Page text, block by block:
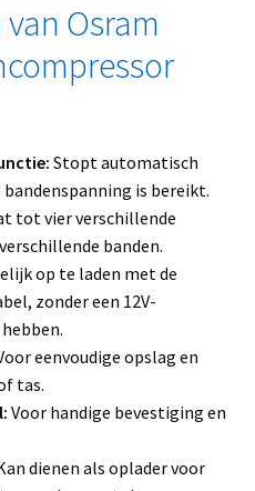
Osram
Stopt automatisch
is bereikt.
tot vier verschillende
banden.
op te laden met de
zonder een 12V-
eenvoudige opslag en
tas.
Voor handige bevestiging en
dienen als oplader voor